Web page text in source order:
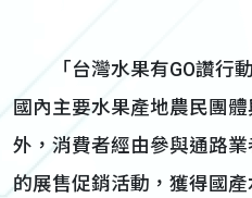
「台灣水果有GO讚行動
國內主要水果產地農民團
外，消費者經由參與通路
的展售促銷活動，獲得國